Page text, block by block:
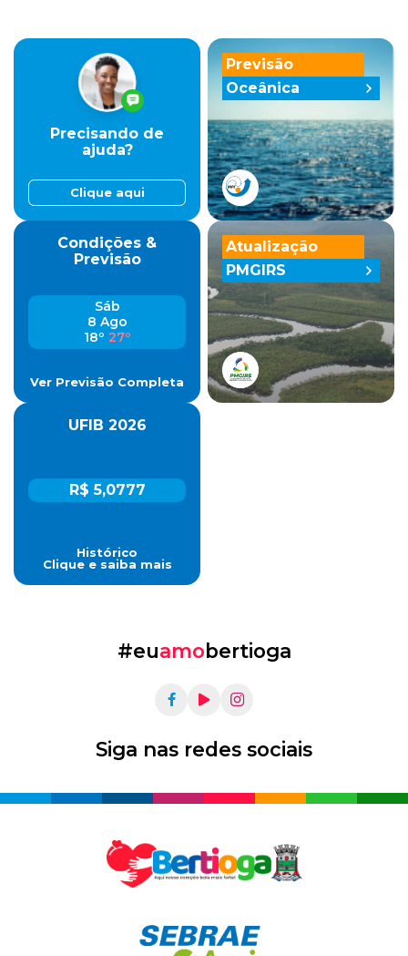
Previsão
Oceânica
Precisando de
ajuda?
Clique aqui
Condições &
Previsão
Sáb
8 Ago
18º 27º
Ver Previsão Completa
UFIB 2026
R$ 5,0777
Histórico
Clique e saiba mais
Atualização
PMGIRS
#euamobertioga
Siga nas redes sociais